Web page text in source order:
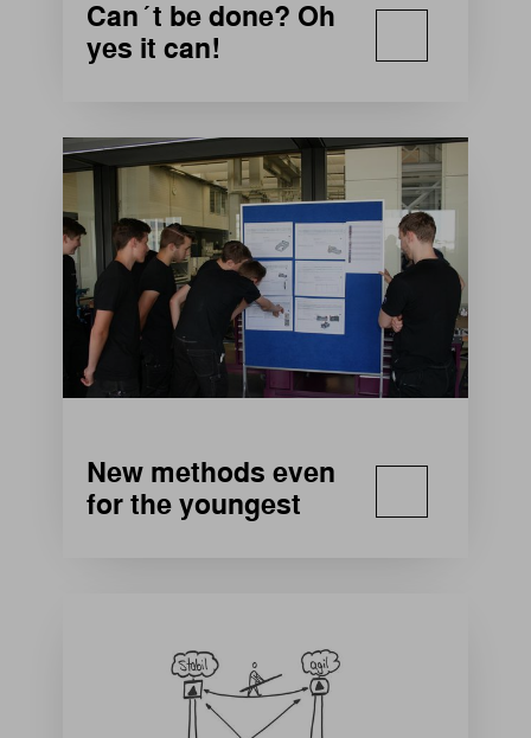
Can´t be done? Oh
yes it can!
New methods even
for the youngest